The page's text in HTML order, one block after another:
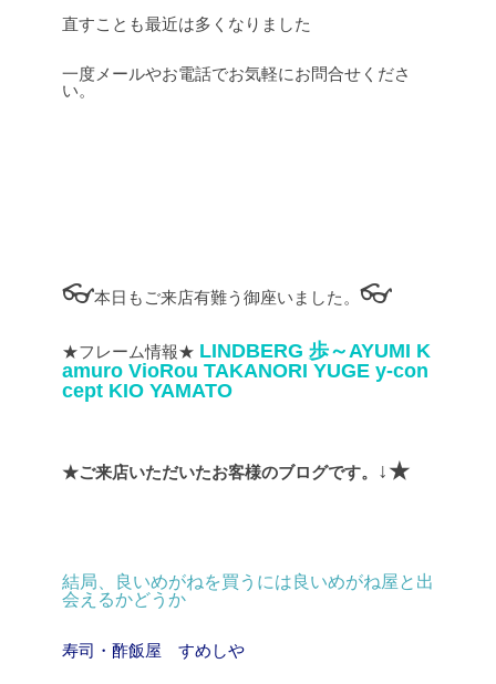
直すことも最近は多くなりました
一度メールやお電話でお気軽にお問合せくださ
い。
👓本日もご来店有難う御座いました。 👓
★フレーム情報★ LINDBERG 歩～AYUMI K
amuro VioRou TAKANORI YUGE y-con
cept KIO YAMATO
★ご来店いただいたお客様のブログです。 ↓★
結局、良いめがねを買うには良いめがね屋と出
会えるかどうか
寿司・酢飯屋 すめしや